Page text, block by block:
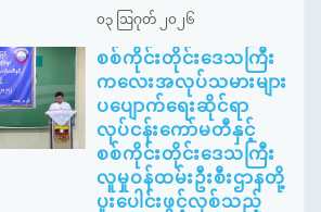
၀၃ ဩဂုတ် ၂၀၂၆
စစ်ကိုင်းတိုင်းဒေသကြီး
ကလေးအလုပ်သမားများ
ပပျောက်ရေးဆိုင်ရာ
လုပ်ငန်းကော်မတီနှင့်
စစ်ကိုင်းတိုင်းဒေသကြီး
လူမှုဝန်ထမ်းဦးစီးဌာနတို့
ပူးပေါင်းဖွင့်လှစ်သည့်